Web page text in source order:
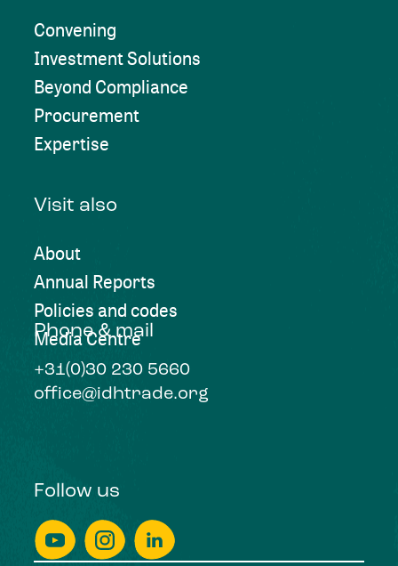
Convening
Investment Solutions
Beyond Compliance
Procurement
Expertise
Visit also
About
Annual Reports
Policies and codes
Media Centre
Phone & mail
+31(0)30 230 5660
office@idhtrade.org
Follow us